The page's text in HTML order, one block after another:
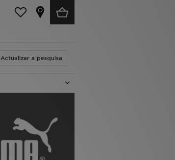
Actualizar a pesquisa